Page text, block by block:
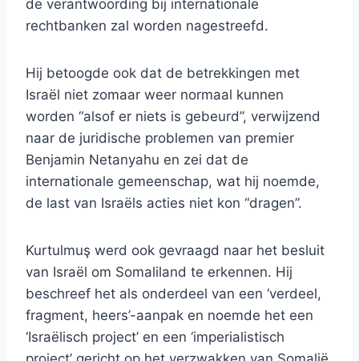
de verantwoording bij internationale
rechtbanken zal worden nagestreefd.
Hij betoogde ook dat de betrekkingen met
Israël niet zomaar weer normaal kunnen
worden “alsof er niets is gebeurd”, verwijzend
naar de juridische problemen van premier
Benjamin Netanyahu en zei dat de
internationale gemeenschap, wat hij noemde,
de last van Israëls acties niet kon “dragen”.
Kurtulmuş werd ook gevraagd naar het besluit
van Israël om Somaliland te erkennen. Hij
beschreef het als onderdeel van een ‘verdeel,
fragment, heers’-aanpak en noemde het een
‘Israëlisch project’ en een ‘imperialistisch